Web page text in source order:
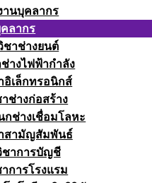
านบุคลากร
ลากร
ชาช่างยนต์
างไฟฟ้ากำลัง
อิเล็กทรอนิกส์
ช่างก่อสร้าง
กช่างเชื่อมโลหะ
สามัญสัมพันธ์
ชาการบัญชี
การโรงแรม